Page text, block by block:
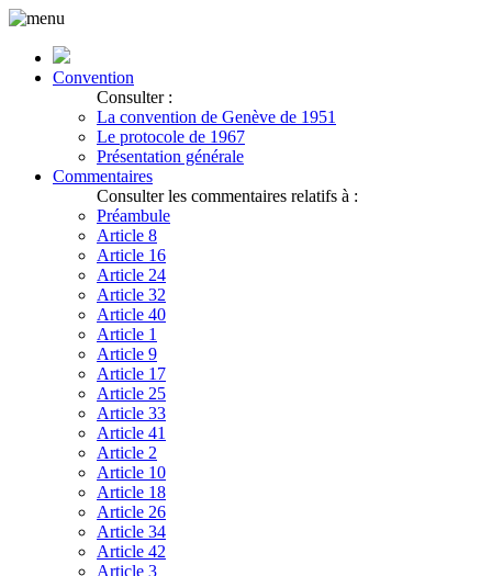
Convention
Consulter :
La convention de Genève de 1951
Le protocole de 1967
Présentation générale
Commentaires
Consulter les commentaires relatifs à :
Préambule
Article 8
Article 16
Article 24
Article 32
Article 40
Article 1
Article 9
Article 17
Article 25
Article 33
Article 41
Article 2
Article 10
Article 18
Article 26
Article 34
Article 42
Article 3